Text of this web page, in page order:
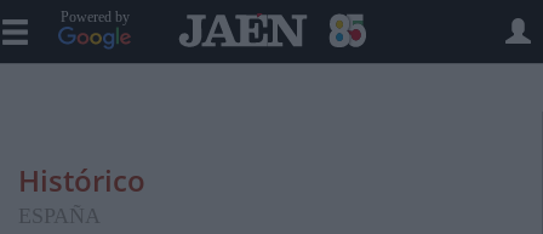
Powered by
Histórico
ESPAÑA